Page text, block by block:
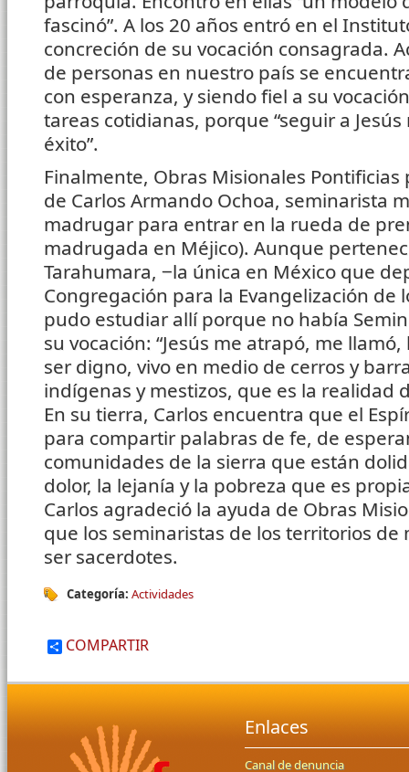
fascinó”. A los 20 años entró en el
concreción de su vocación consagrada.
de personas en nuestro país se
con esperanza, y siendo fiel a su
tareas cotidianas, porque “seguir a
éxito”.
Finalmente, Obras Misionales
de Carlos Armando Ochoa, seminarista
madrugar para entrar en la rueda de
madrugada en Méjico). Aunque
Tarahumara, ‒la única en México que
Congregación para la Evangelización de
pudo estudiar allí porque no había
su vocación: “Jesús me atrapó, me
ser digno, vivo en medio de cerros y
indígenas y mestizos, que es la realidad
En su tierra, Carlos encuentra que el
para compartir palabras de fe, de
comunidades de la sierra que están
dolor, la lejanía y la pobreza que es
Carlos agradeció la ayuda de Obras
que los seminaristas de los territorios
ser sacerdotes.
Categoría: Actividades
COMPARTIR
Enlaces
Canal de denuncia